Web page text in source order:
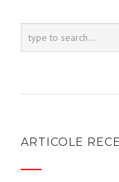
ARTICOLE